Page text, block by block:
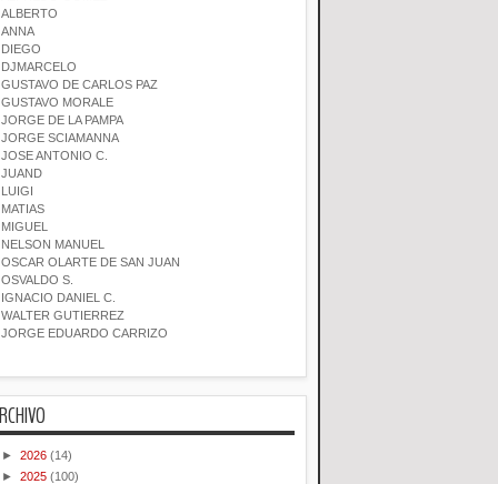
ALBERTO
ANNA
DIEGO
DJMARCELO
GUSTAVO DE CARLOS PAZ
GUSTAVO MORALE
JORGE DE LA PAMPA
JORGE SCIAMANNA
JOSE ANTONIO C.
JUAND
LUIGI
MATIAS
MIGUEL
NELSON MANUEL
OSCAR OLARTE DE SAN JUAN
OSVALDO S.
IGNACIO DANIEL C.
WALTER GUTIERREZ
JORGE EDUARDO CARRIZO
► 2026 (14)
► 2025 (100)